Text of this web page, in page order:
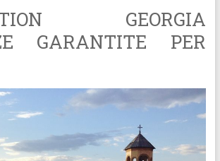
GEORGIA
GARANTITE PER